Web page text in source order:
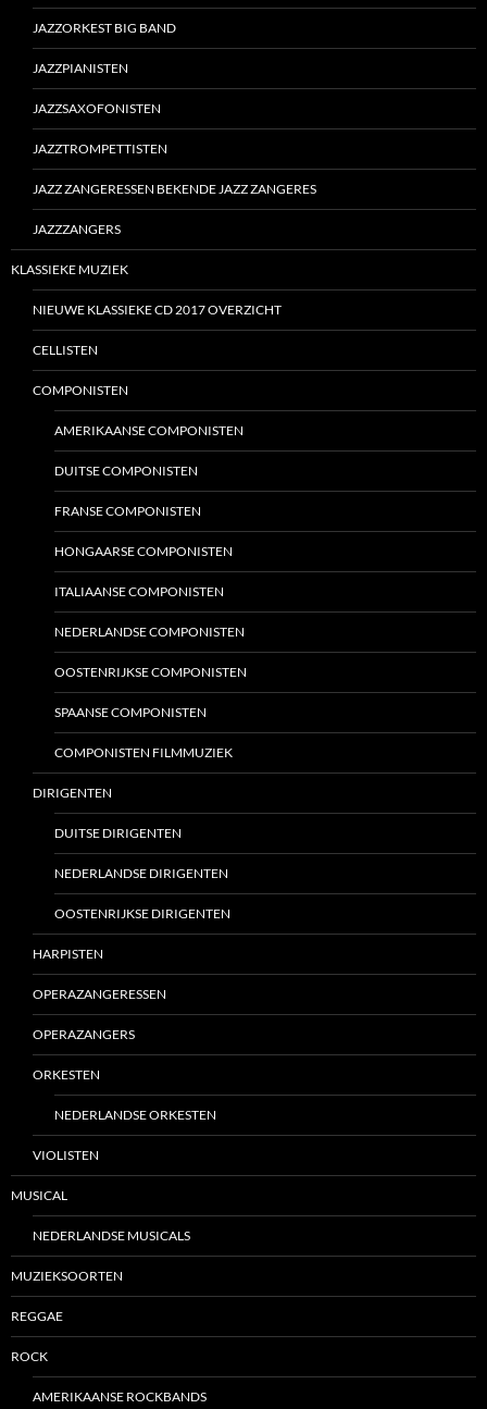
JAZZORKEST BIG BAND
JAZZPIANISTEN
JAZZSAXOFONISTEN
JAZZTROMPETTISTEN
JAZZ ZANGERESSEN BEKENDE JAZZ ZANGERES
JAZZZANGERS
KLASSIEKE MUZIEK
NIEUWE KLASSIEKE CD 2017 OVERZICHT
CELLISTEN
COMPONISTEN
AMERIKAANSE COMPONISTEN
DUITSE COMPONISTEN
FRANSE COMPONISTEN
HONGAARSE COMPONISTEN
ITALIAANSE COMPONISTEN
NEDERLANDSE COMPONISTEN
OOSTENRIJKSE COMPONISTEN
SPAANSE COMPONISTEN
COMPONISTEN FILMMUZIEK
DIRIGENTEN
DUITSE DIRIGENTEN
NEDERLANDSE DIRIGENTEN
OOSTENRIJKSE DIRIGENTEN
HARPISTEN
OPERAZANGERESSEN
OPERAZANGERS
ORKESTEN
NEDERLANDSE ORKESTEN
VIOLISTEN
MUSICAL
NEDERLANDSE MUSICALS
MUZIEKSOORTEN
REGGAE
ROCK
AMERIKAANSE ROCKBANDS